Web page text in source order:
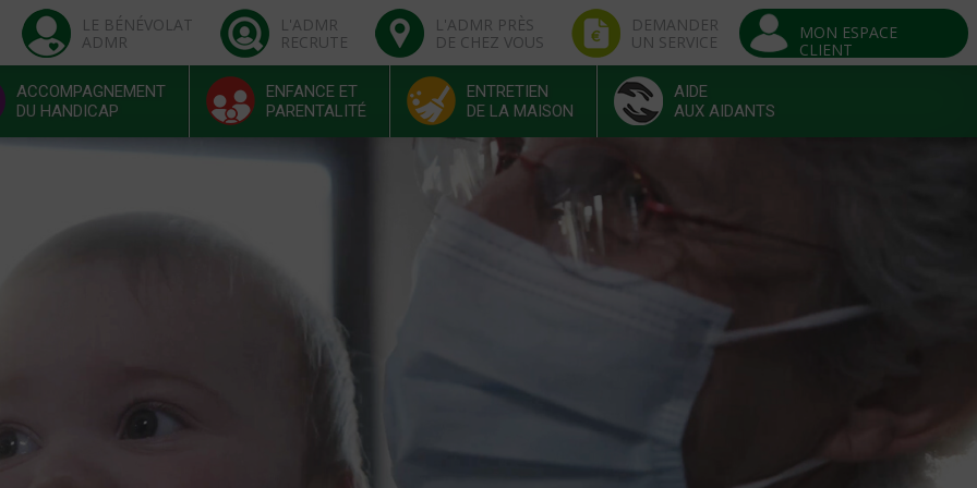
LE BÉNÉVOLAT
ADMR
L'ADMR
RECRUTE
L'ADMR PRÈS
DE CHEZ VOUS
DEMANDER
UN SERVICE
MON ESPACE
CLIENT
ACCOMPAGNEMENT
DU HANDICAP
ENFANCE ET
PARENTALITÉ
ENTRETIEN
DE LA MAISON
AIDE
AUX AIDANTS